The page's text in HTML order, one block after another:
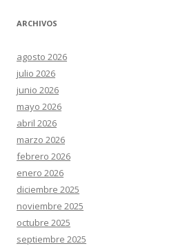
ARCHIVOS
agosto 2026
julio 2026
junio 2026
mayo 2026
abril 2026
marzo 2026
febrero 2026
enero 2026
diciembre 2025
noviembre 2025
octubre 2025
septiembre 2025